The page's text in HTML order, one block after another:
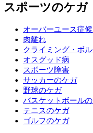
スポーツのケガ
オーバーユース症
肉離れ
クライミング・ボ
オスグッド病
スポーツ障害
サッカーのケガ
野球のケガ
バスケットボール
テニスのケガ
ゴルフのケガ